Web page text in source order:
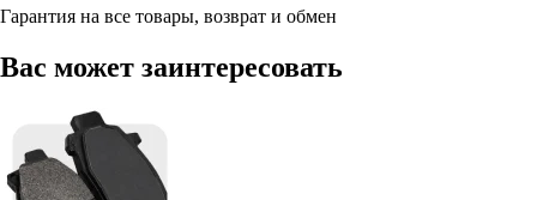
Гарантия на все товары, возврат и обмен
Вас может заинтересовать